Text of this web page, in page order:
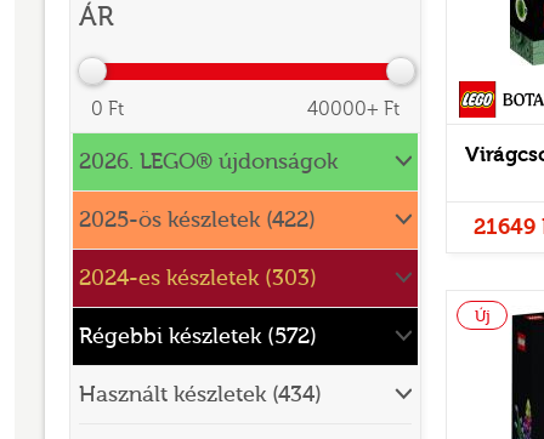
CREATOR
DESIGNER SET
DISNEY
DOTS
DREAMZZZ
ÁR
0 Ft 40000+ Ft
2026. LEGO® újdonságok
2025-ös készletek (422)
2024-es készletek (303)
Régebbi készletek (572)
Használt készletek (434)
21649
Új